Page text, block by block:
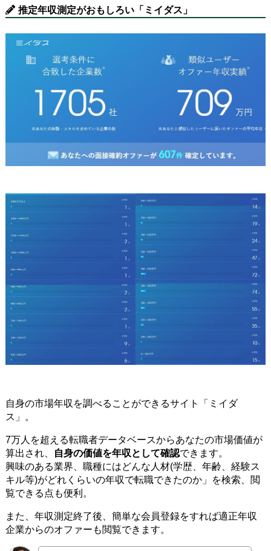
推定年収測定がおもしろい「ミイダス」
自身の市場年収を調べることができるサイト「ミイダ
ス」。
7万人を超える転職者データベースからあなたの市場価値が
算出され、
自身の価値を年収として確認できます。
興味のある業界、職種にはどんな人材(学歴、年齢、経験ス
キル等)がどれくらいの年収で転職できたのか」を検索、閲
覧できる点も便利。
また、年収測定終了後、簡単な会員登録をすれば適正年収
企業からのオファーも閲覧できます。